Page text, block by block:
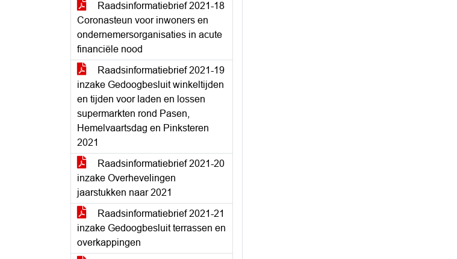
Raadsinformatiebrief 2021-18
Coronasteun voor inwoners en
ondernemersorganisaties in acute
financiële nood
Raadsinformatiebrief 2021-19
inzake Gedoogbesluit winkeltijden
en tijden voor laden en lossen
supermarkten rond Pasen,
Hemelvaartsdag en Pinksteren
2021
Raadsinformatiebrief 2021-20
inzake Overhevelingen
jaarstukken naar 2021
Raadsinformatiebrief 2021-21
inzake Gedoogbesluit terrassen en
overkappingen